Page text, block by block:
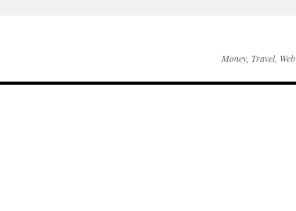
Money, Travel, Web